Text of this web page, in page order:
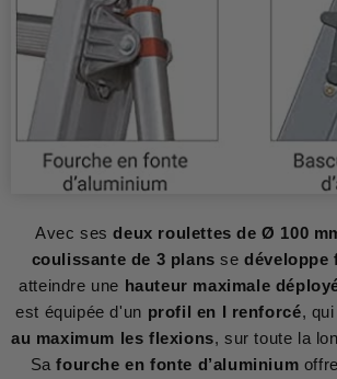
Avec sesdeux roulettes de Ø 100
coulissante de 3 plans sedéveloppe
atteindre une hauteur maximale
est équipée d'un profil en I renforcé,
au maximum les flexions, sur toute la
Safourche en fonte d’aluminium